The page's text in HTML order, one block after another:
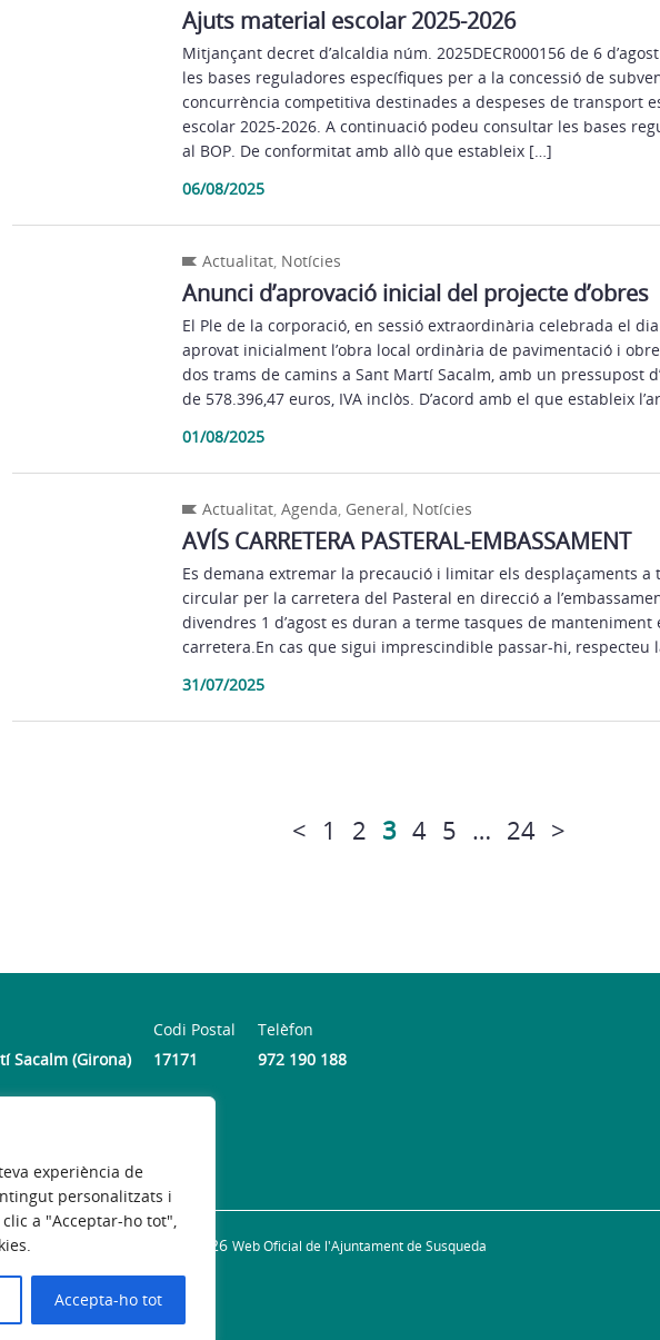
experiència de
personalitzats i
a "Acceptar-ho tot",
Accepta-ho tot
Ajuts material escolar 2025-2026
Mitjançant decret d’alcaldia núm. 2025DECR000156 de 6
les bases reguladores específiques per a la concessió de
concurrència competitiva destinades a despeses de transport
escolar 2025-2026. A continuació podeu consultar les bases
al BOP. De conformitat amb allò que estableix […]
06/08/2025
Actualitat, Notícies
Anunci d’aprovació inicial del projecte d’obres
El Ple de la corporació, en sessió extraordinària celebrada el
aprovat inicialment l’obra local ordinària de pavimentació i
dos trams de camins a Sant Martí Sacalm, amb un pressupost
de 578.396,47 euros, IVA inclòs. D’acord amb el que estableix
01/08/2025
Actualitat, Agenda, General, Notícies
AVÍS CARRETERA PASTERAL-EMBASSAMENT
Es demana extremar la precaució i limitar els desplaçaments
circular per la carretera del Pasteral en direcció a
divendres 1 d’agost es duran a terme tasques de
carretera.En cas que sigui imprescindible passar-hi, respecteu
31/07/2025
< 1 2 3 4 5 … 24 >
Sacalm (Girona)
Codi Postal
17171
Telèfon
972 190 188
a 2 de la tarda.
© 2026 Web Oficial de l'Ajuntament de Susqueda